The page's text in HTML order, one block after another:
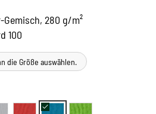
280 g/m²
100
die Größe auswählen.